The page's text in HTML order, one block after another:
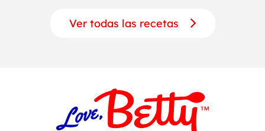
Ver todas las recetas